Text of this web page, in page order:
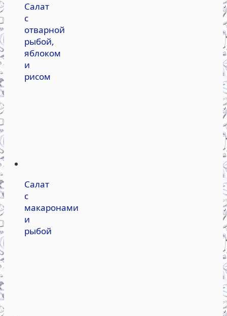
Салат
с
отварной
рыбой,
яблоком
и
рисом
Салат
с
макаронами
и
рыбой